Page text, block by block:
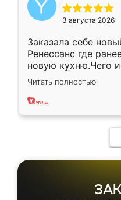
3 августа 2026
Заказала себе
Ренессанс где
новую кухню.Чего
вполне довольна.
два года, нареканий
Читать полностью